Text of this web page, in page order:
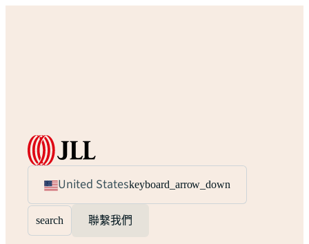
United Stateskeyboard_arrow_down
search 聯繫我們